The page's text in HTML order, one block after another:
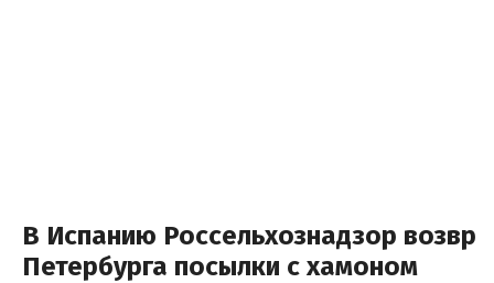
В Испанию Россельхознадзор
Петербурга посылки с хамоном